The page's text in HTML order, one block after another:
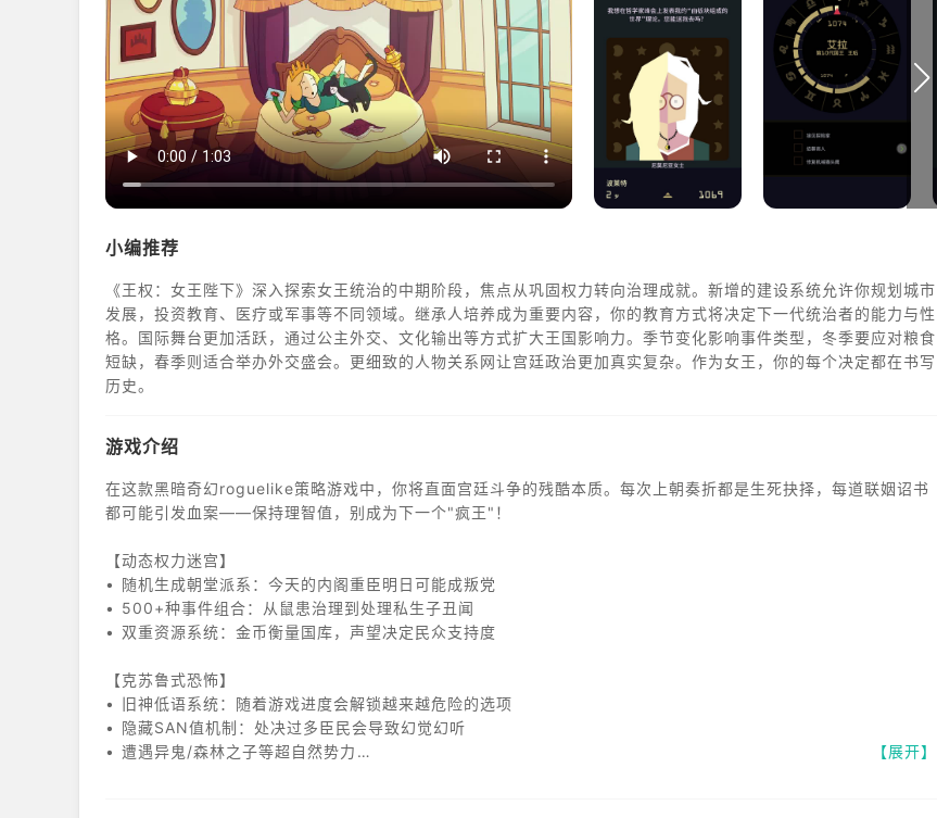
小编推荐
《王权：女王陛下》深入探索女王统治的中期阶段，焦点从巩固权力转向治理成就。新增的建设系统允许你规划城市
发展，投资教育、医疗或军事等不同领域。继承人培养成为重要内容，你的教育方式将决定下一代统治者的能力与性
格。国际舞台更加活跃，通过公主外交、文化输出等方式扩大王国影响力。季节变化影响事件类型，冬季要应对粮食
短缺，春季则适合举办外交盛会。更细致的人物关系网让宫廷政治更加真实复杂。作为女王，你的每个决定都在书写
历史。
游戏介绍
在这款黑暗奇幻roguelike策略游戏中，你将直面宫廷斗争的残酷本质。每次上朝奏折都是生死抉择，每道联姻诏书
都可能引发血案——保持理智值，别成为下一个"疯王"！
【动态权力迷宫】
• 随机生成朝堂派系：今天的内阁重臣明日可能成叛党
• 500+种事件组合：从鼠患治理到处理私生子丑闻
• 双重资源系统：金币衡量国库，声望决定民众支持度
【克苏鲁式恐怖】
• 旧神低语系统：随着游戏进度会解锁越来越危险的选项
• 隐藏SAN值机制：处决过多臣民会导致幻觉幻听
• 遭遇异鬼/森林之子等超自然势力
【展开】